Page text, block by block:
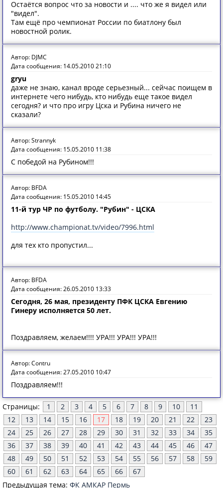
Остаётся вопрос что за новости и .... что же я видел или
"видел".
Там ещё про чемпионат России по биатлону был
новостной ролик.
Автор: DJMC
Дата сообщения: 14.05.2010 21:10
gryu
даже не знаю, канал вроде серьезный... сейчас поищем в
интернете чего нибудь, кто нибудь еще такое видел
сегодня? и что про игру Цска и Рубина ничего не
сказали?
Автор: Strannyk
Дата сообщения: 15.05.2010 11:38
С победой на Рубином!!!
Автор: BFDA
Дата сообщения: 15.05.2010 14:45
11-й тур ЧР по футболу. "Рубин" - ЦСКА
http://www.championat.tv/video/7996.html
для тех кто пропустил...
Автор: BFDA
Дата сообщения: 26.05.2010 13:33
Сегодня, 26 мая, президенту ПФК ЦСКА Евгению
Гинеру исполняется 50 лет.
Поздравляем, желаем!!!! УРА!!! УРА!!! УРА!!!
Автор: Contru
Дата сообщения: 27.05.2010 10:47
Поздравляем!!!
Страницы: 1 2 3 4 5 6 7 8 9 10
11
12
13 14 15 16 17 18 19 20 21 22
23
24
25 26 27 28 29 30 31 32 33 34
35
36
37 38 39 40 41 42 43 44 45 46
47
48
49 50 51 52 53 54 55 56 57 58
59
60
61 62 63 64 65 66
67
Предыдущая тема: ФК АМКАР Пермь